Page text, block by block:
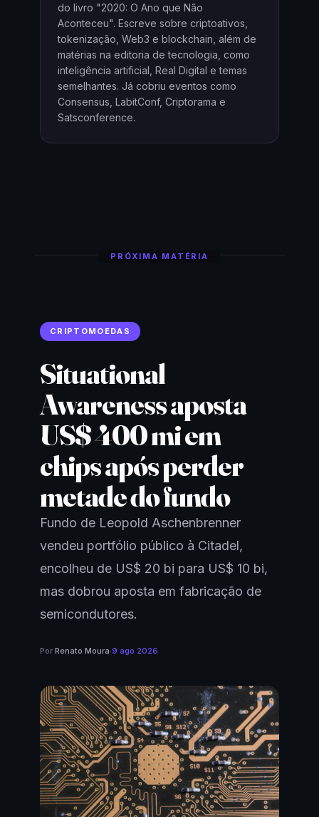
do livro "2020: O Ano que Não
Aconteceu". Escreve sobre criptoativos,
tokenização, Web3 e blockchain, além de
matérias na editoria de tecnologia, como
inteligência artificial, Real Digital e temas
semelhantes. Já cobriu eventos como
Consensus, LabitConf, Criptorama e
Satsconference.
PRÓXIMA MATÉRIA
CRIPTOMOEDAS
Situational
Awareness aposta
US$ 400 mi em
chips após perder
metade do fundo
Fundo de Leopold Aschenbrenner
vendeu portfólio público à Citadel,
encolheu de US$ 20 bi para US$ 10 bi,
mas dobrou aposta em fabricação de
semicondutores.
Por Renato Moura·9 ago 2026